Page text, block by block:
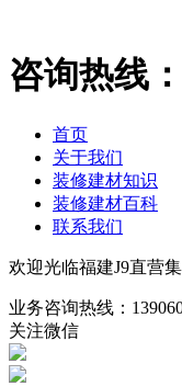
咨询热线：
首页
关于我们
装修建材知识
装修建材百科
联系我们
欢迎光临福建J9直营
业务咨询热线：
关注微信